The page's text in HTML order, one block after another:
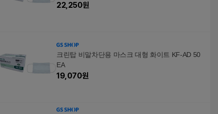
22,250원
크린탑 비말차단용 마스크 대형 화이트 KF-AD 50
EA
19,070원